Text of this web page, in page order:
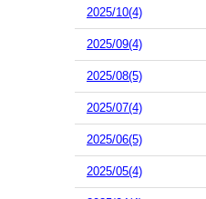
2025/10(4)
2025/09(4)
2025/08(5)
2025/07(4)
2025/06(5)
2025/05(4)